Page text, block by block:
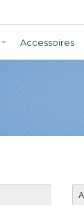
Accessoires